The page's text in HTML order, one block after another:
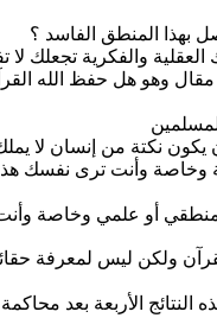
بهذا المنطق الفاسد ؟
العقلية والفكرية تجعلك
وهو هل حفظ الله
يكون نكتة من إنسان لا
وخاصة وأنت ترى نفسك
أو علمي وخاصة وأنت
ولكن ليس لمعرفة
النتائج الأربعة بعد